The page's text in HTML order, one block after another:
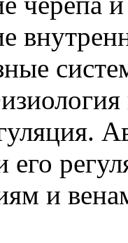
его
и